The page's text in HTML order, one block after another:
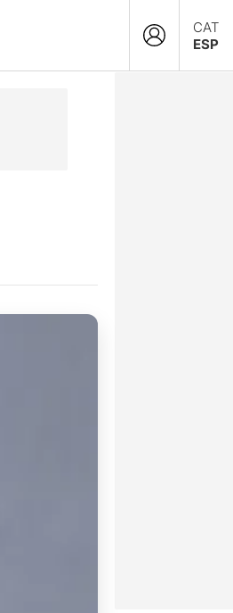
CAT
ESP